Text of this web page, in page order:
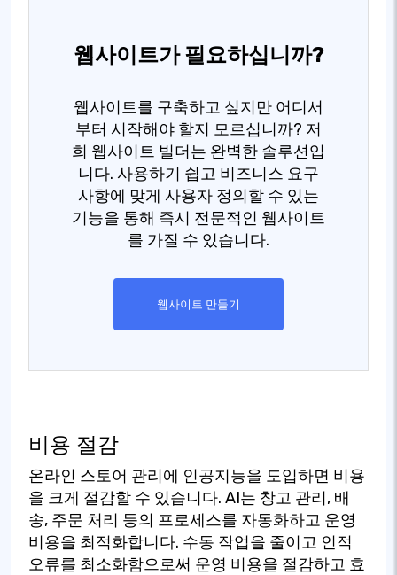
웹사이트가 필요하십니까?
웹사이트를 구축하고 싶지만 어디서
부터 시작해야 할지 모르십니까? 저
희 웹사이트 빌더는 완벽한 솔루션입
니다. 사용하기 쉽고 비즈니스 요구
사항에 맞게 사용자 정의할 수 있는
기능을 통해 즉시 전문적인 웹사이트
를 가질 수 있습니다.
웹사이트 만들기
비용 절감
온라인 스토어 관리에 인공지능을 도입하면 비용
을 크게 절감할 수 있습니다. AI는 창고 관리, 배
송, 주문 처리 등의 프로세스를 자동화하고 운영
비용을 최적화합니다. 수동 작업을 줄이고 인적
오류를 최소화함으로써 운영 비용을 절감하고 효